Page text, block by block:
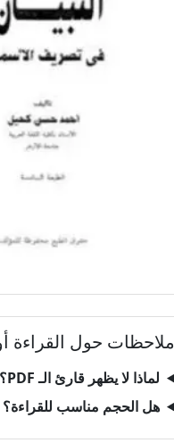
ملاحظات حول القراءة
لماذا لا يظهر قارئ الـ PDF؟
هل الحجم مناسب للقراءة؟